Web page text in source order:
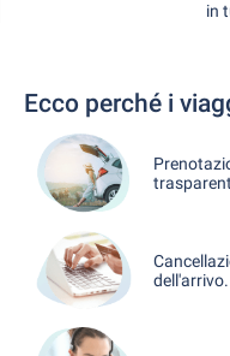
in
Ecco perché i
dell'arrivo.